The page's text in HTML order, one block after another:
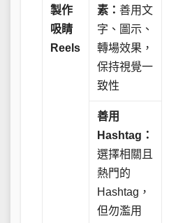
製作
吸睛
Reels
素：善用文
字、圖示、
轉場效果，
保持視覺一
致性
善用
Hashtag：
選擇相關且
熱門的
Hashtag，
但勿濫用